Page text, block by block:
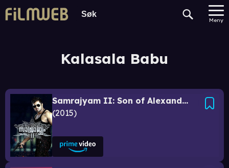
Meny
Kalasala Babu
Samrajyam II: Son of Alexander
2015